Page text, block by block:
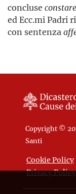
concluse
ed Ecc.mi Padri
con sentenza
Copyright ©
Santi
Cookie Policy
Privacy Policy